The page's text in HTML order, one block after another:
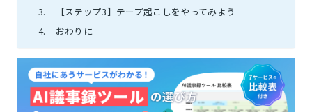
【ステップ3】テープ起こしをやってみよう
おわりに